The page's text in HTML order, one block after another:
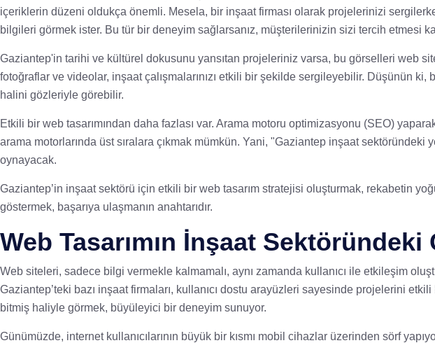
içeriklerin düzeni oldukça önemli. Mesela, bir inşaat firması olarak projelerinizi
bilgileri görmek ister. Bu tür bir deneyim sağlarsanız, müşterilerinizin sizi tercih etmesi
Gaziantep'in tarihi ve kültürel dokusunu yansıtan projeleriniz varsa, bu görselleri web
fotoğraflar ve videolar, inşaat çalışmalarınızı etkili bir şekilde sergileyebilir. Düşünün
halini gözleriyle görebilir.
Etkili bir web tasarımından daha fazlası var. Arama motoru optimizasyonu (SEO)
arama motorlarında üst sıralara çıkmak mümkün. Yani, "Gaziantep inşaat
oynayacak.
Gaziantep’in inşaat sektörü için etkili bir web tasarım stratejisi oluşturmak, rekabetin
göstermek, başarıya ulaşmanın anahtarıdır.
Web Tasarımın İnşaat
Web siteleri, sadece bilgi vermekle kalmamalı, aynı zamanda kullanıcı ile etkileşim
Gaziantep’teki bazı inşaat firmaları, kullanıcı dostu arayüzleri sayesinde projelerini
bitmiş haliyle görmek, büyüleyici bir deneyim sunuyor.
Günümüzde, internet kullanıcılarının büyük bir kısmı mobil cihazlar üzerinden sörf